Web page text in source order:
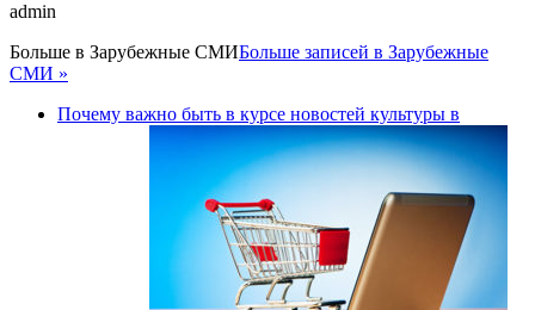
admin
Больше в Зарубежные СМИБольше записей в Зарубежные
СМИ »
Почему важно быть в курсе новостей культуры в